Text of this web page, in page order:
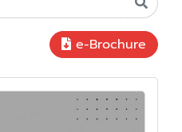
e-Brochure